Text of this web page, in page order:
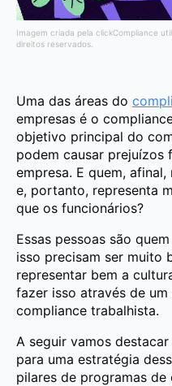
Imagem criada pela clickCompliance
direitos reservados.
Uma das áreas do
empresas é o
objetivo principal do
podem causar prejuízos
empresa. E quem,
e, portanto, representa
que os funcionários?
Essas pessoas são
isso precisam ser muito
representar bem a
fazer isso através de
compliance trabalhista.
A seguir vamos
para uma estratégia
pilares de programas de